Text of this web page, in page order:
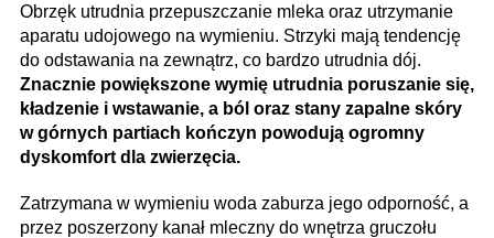
Obrzęk utrudnia przepuszczanie mleka oraz utrzymanie
aparatu udojowego na wymieniu. Strzyki mają tendencję
do odstawania na zewnątrz, co bardzo utrudnia dój.
Znacznie powiększone wymię utrudnia poruszanie się,
kładzenie i wstawanie, a ból oraz stany zapalne skóry
w górnych partiach kończyn powodują ogromny
dyskomfort dla zwierzęcia.
Zatrzymana w wymieniu woda zaburza jego odporność, a
przez poszerzony kanał mleczny do wnętrza gruczołu